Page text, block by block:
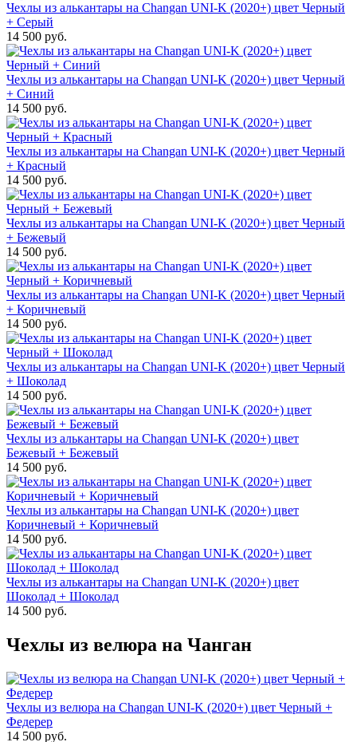
Чехлы из алькантары на Changan UNI-K (2020+) цвет Черный
+ Серый
14 500 руб.
Чехлы из алькантары на Changan UNI-K (2020+) цвет Черный
+ Синий
14 500 руб.
Чехлы из алькантары на Changan UNI-K (2020+) цвет Черный
+ Красный
14 500 руб.
Чехлы из алькантары на Changan UNI-K (2020+) цвет Черный
+ Бежевый
14 500 руб.
Чехлы из алькантары на Changan UNI-K (2020+) цвет Черный
+ Коричневый
14 500 руб.
Чехлы из алькантары на Changan UNI-K (2020+) цвет Черный
+ Шоколад
14 500 руб.
Чехлы из алькантары на Changan UNI-K (2020+) цвет
Бежевый + Бежевый
14 500 руб.
Чехлы из алькантары на Changan UNI-K (2020+) цвет
Коричневый + Коричневый
14 500 руб.
Чехлы из алькантары на Changan UNI-K (2020+) цвет
Шоколад + Шоколад
14 500 руб.
Чехлы из велюра на Чанган
Чехлы из велюра на Changan UNI-K (2020+) цвет Черный +
Федерер
14 500 руб.